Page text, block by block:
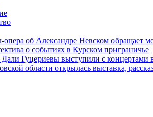
об Александре Невском обращает
о событиях в Курском приграничье
Гуцериевы выступили с концертами
области открылась выставка,